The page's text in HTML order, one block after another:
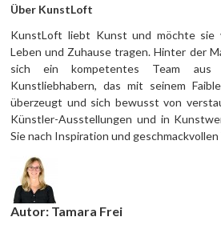
Über KunstLoft
KunstLoft liebt Kunst und möchte sie
Leben und Zuhause tragen. Hinter der
sich ein kompetentes Team aus
Kunstliebhabern, das mit seinem
überzeugt und sich bewusst von
Künstler-Ausstellungen und in
Sie nach Inspiration und
Autor: Tamara Frei